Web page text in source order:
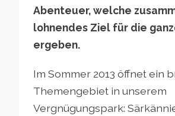
Abenteuer, welche
lohnendes Ziel für die
ergeben.
Im Sommer 2013 öffnet ein
Themengebiet in unserem
Vergnügungspark: